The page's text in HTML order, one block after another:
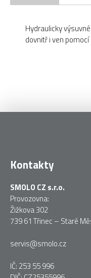
Hydraulicky
dovnitř i ven
Kontakty
SMOLO CZ s.r.o.
Provozovna:
Žižkova 302
739 61 Třinec – Staré
servis@smolo.cz
IČ: 253 55 996